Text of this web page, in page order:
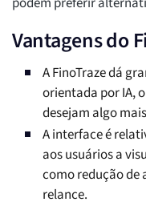
Vantagens do
A FinoTraze dá
orientada por IA,
desejam algo
A interface é
aos usuários a
como redução de
relance.